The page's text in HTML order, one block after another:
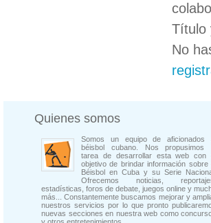
Título
No
Quienes somos
Somos un equipo de aficionados
béisbol cubano. Nos propusimos
tarea de desarrollar esta web con
objetivo de brindar información sobre
Béisbol en Cuba y su Serie
Ofrecemos noticias,
estadísticas, foros de debate, juegos online y
más... Constantemente buscamos mejorar y
nuestros servicios por lo que pronto
nuevas secciones en nuestra web como